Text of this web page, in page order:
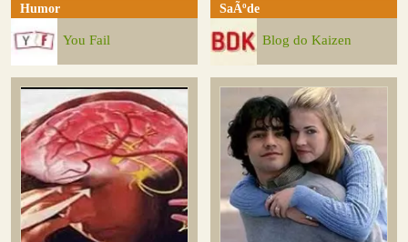
Humor
You Fail
SaÃºde
Blog do Kaizen